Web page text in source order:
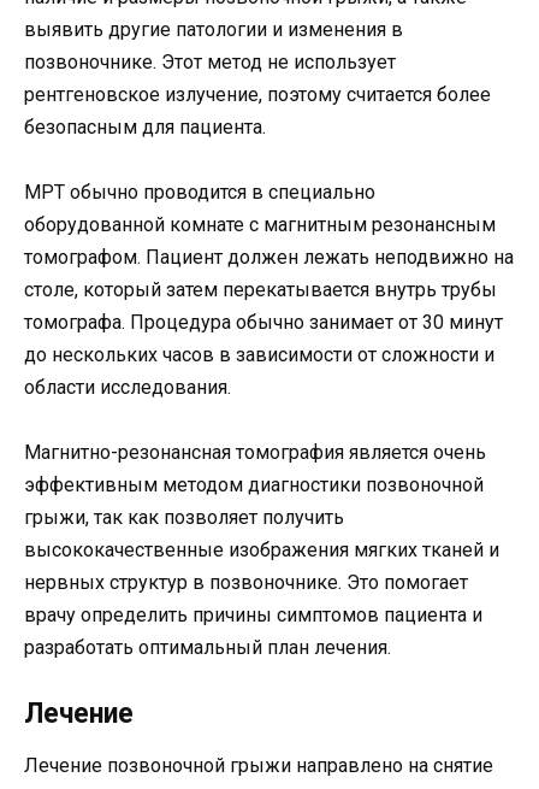
выявить другие патологии и изменения в
позвоночнике. Этот метод не использует
рентгеновское излучение, поэтому считается более
безопасным для пациента.
МРТ обычно проводится в специально
оборудованной комнате с магнитным резонансным
томографом. Пациент должен лежать неподвижно на
столе, который затем перекатывается внутрь трубы
томографа. Процедура обычно занимает от 30 минут
до нескольких часов в зависимости от сложности и
области исследования.
Магнитно-резонансная томография является очень
эффективным методом диагностики позвоночной
грыжи, так как позволяет получить
высококачественные изображения мягких тканей и
нервных структур в позвоночнике. Это помогает
врачу определить причины симптомов пациента и
разработать оптимальный план лечения.
Лечение
Лечение позвоночной грыжи направлено на снятие